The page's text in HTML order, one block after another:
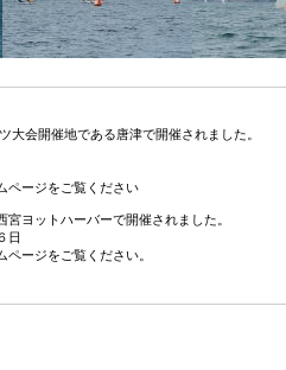
大会開催地である唐津で開催されました。
ページをご覧ください
ヨットハーバーで開催されました。
日
ージをご覧ください。